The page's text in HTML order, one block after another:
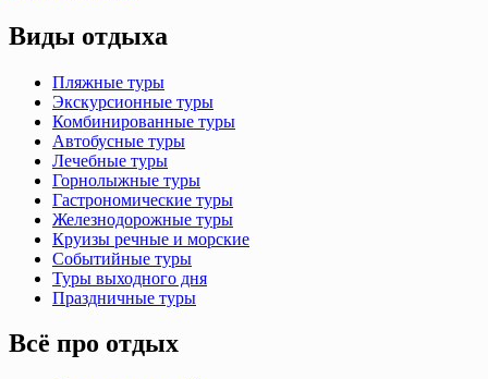
Виды отдыха
Пляжные туры
Экскурсионные туры
Комбинированные туры
Автобусные туры
Лечебные туры
Горнолыжные туры
Гастрономические туры
Железнодорожные туры
Круизы речные и морские
Событийные туры
Туры выходного дня
Праздничные туры
Всё про отдых